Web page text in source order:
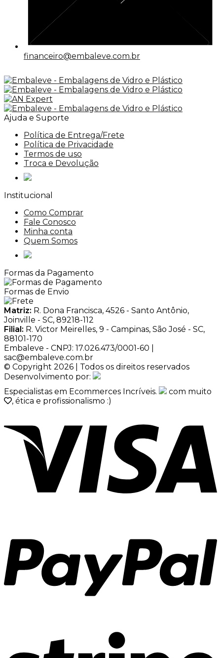
financeiro@embaleve.com.br
Ajuda e Suporte
Política de Entrega/Frete
Política de Privacidade
Termos de uso
Troca e Devolução
Institucional
Como Comprar
Fale Conosco
Minha conta
Quem Somos
Formas da Pagamento
Formas de Envio
Matriz: R. Dona Francisca, 4526 - Santo Antônio,
Joinville - SC, 89218-112
Filial: R. Victor Meirelles, 9 - Campinas, São José - SC,
88101-170
Embaleve - CNPJ: 17.026.473/0001-60 |
sac@embaleve.com.br
© Copyright 2026 | Todos os direitos reservados
Desenvolvimento por:
Especialistas em Ecommerces Incríveis.
com muito
, ética e profissionalismo :)